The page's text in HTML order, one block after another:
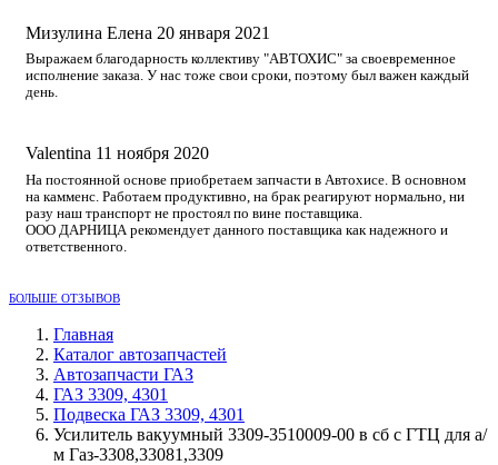
Мизулина Елена 20 января 2021
Выражаем благодарность коллективу "АВТОХИС" за своевременное
исполнение заказа. У нас тоже свои сроки, поэтому был важен каждый
день.
Valentina 11 ноября 2020
На постоянной основе приобретаем запчасти в Автохисе. В основном
на камменс. Работаем продуктивно, на брак реагируют нормально, ни
разу наш транспорт не простоял по вине поставщика.
ООО ДАРНИЦА рекомендует данного поставщика как надежного и
ответственного.
БОЛЬШЕ ОТЗЫВОВ
Главная
Каталог автозапчастей
Автозапчасти ГАЗ
ГАЗ 3309, 4301
Подвеска ГАЗ 3309, 4301
Усилитель вакуумный 3309-3510009-00 в сб с ГТЦ для а/
м Газ-3308,33081,3309